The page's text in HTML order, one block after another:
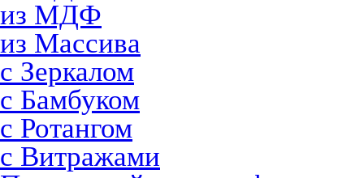
из МДФ
из Массива
с Зеркалом
с Бамбуком
с Ротангом
с Витражами